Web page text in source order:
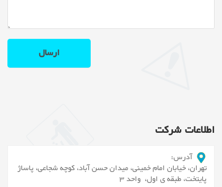
اطلاعات شرکت
آدرس:
تهران، خیابان امام خمینی، میدان حسن آباد، کوچه شجاعی، پاساژ
پایتخت، طبقه ی اول، واحد 3